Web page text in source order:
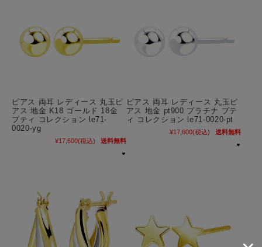
ピアス 両耳 レディース 丸玉ピ
アス 地金 K18 ゴールド 18金
プティ コレクション le71-
0020-yg
¥17,600(税込) 送料無料
ピアス 両耳 レディース 丸玉ピ
アス 地金 pt900 プラチナ プテ
ィ コレクション le71-0020-pt
¥17,600(税込) 送料無料